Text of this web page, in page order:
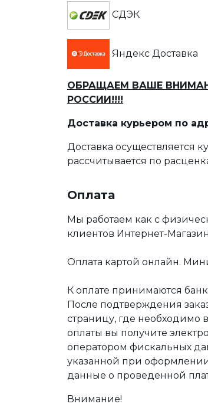
СДЭК
Яндекс Доставка
ОБРАЩАЕМ ВАШЕ
РОССИИ!!!!
Доставка курьером по
Доставка осуществляется
рассчитывается по
Оплата
Мы работаем как с
клиентов Интернет-
Оплата картой онлайн.
К оплате принимаются
После подтверждения
страницу, где необходимо
оплаты вы получите
оператором фискальных
указанной при
данные о проведенной
Внимание!